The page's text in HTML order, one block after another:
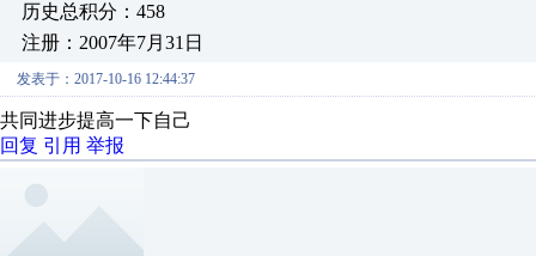
历史总积分：458
注册：2007年7月31日
发表于：2017-10-16 12:44:37
共同进步提高一下自己
回复 引用 举报